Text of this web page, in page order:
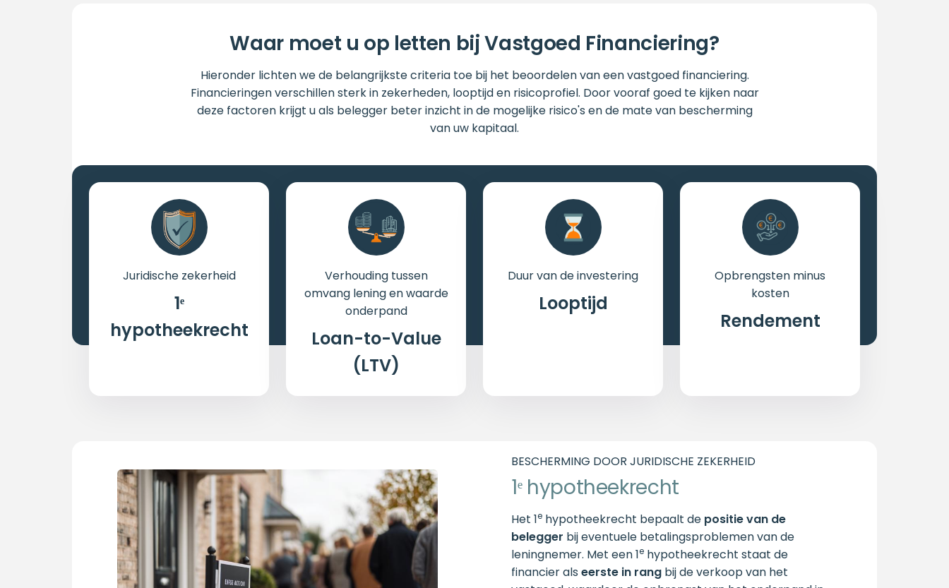
Waar moet u op letten bij Vastgoed Financiering?
Hieronder lichten we de belangrijkste criteria toe bij het beoordelen van een vastgoed financiering.
Financieringen verschillen sterk in zekerheden, looptijd en risicoprofiel. Door vooraf goed te kijken naar
deze factoren krijgt u als belegger beter inzicht in de mogelijke risico's en de mate van bescherming
van uw kapitaal.
Juridische zekerheid
1ᵉ
hypotheekrecht
Verhouding tussen
omvang lening en waarde
onderpand
Loan-to-Value
(LTV)
Duur van de investering
Looptijd
Opbrengsten minus
kosten
Rendement
BESCHERMING DOOR JURIDISCHE ZEKERHEID
1ᵉ hypotheekrecht
Het 1e hypotheekrecht bepaalt de positie van de
belegger bij eventuele betalingsproblemen van de
leningnemer. Met een 1e hypotheekrecht staat de
financier als eerste in rang bij de verkoop van het